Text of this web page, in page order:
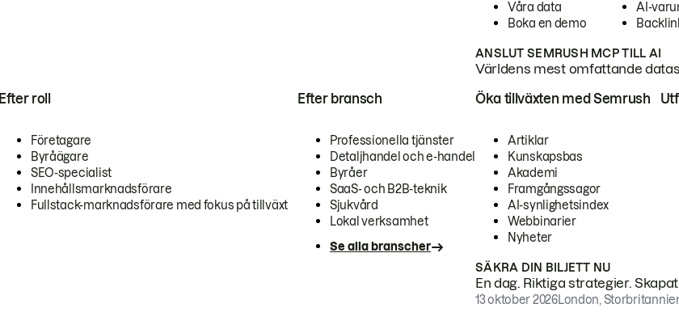
Våra data
Boka en demo
AI-
ANSLUT SEMRUSH MCP TILL AI
Världens mest omfattande
Efter roll
Företagare
Byråägare
SEO-specialist
Innehållsmarknadsförare
Fullstack-marknadsförare med fokus på tillväxt
Efter bransch
Professionella tjänster
Detaljhandel och e-handel
Byråer
SaaS- och B2B-teknik
Sjukvård
Lokal verksamhet
Se alla branscher
Öka tillväxten med Semrush
Artiklar
Kunskapsbas
Akademi
Framgångssagor
AI-synlighetsindex
Webbinarier
Nyheter
SÄKRA DIN BILJETT NU
En dag. Riktiga strategier.
13 oktober 2026London,